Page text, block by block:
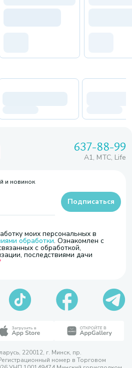
637-88-99
A1, МТС, Life
и новинок
моих персональных в
обработки. Ознакомлен с
с обработкой,
последствиями дачи
Подписаться
220012, г. Минск, пр.
номер в Торговом